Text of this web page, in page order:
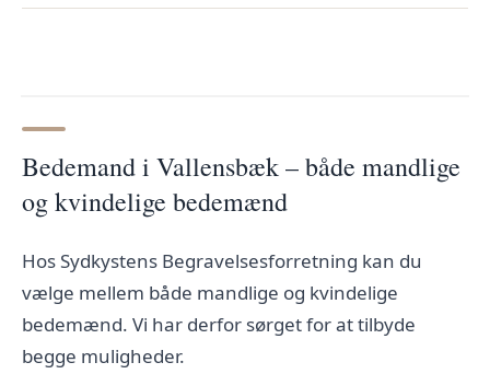
Bedemand i Vallensbæk – både mandlige
og kvindelige bedemænd
Hos Sydkystens Begravelsesforretning kan du
vælge mellem både mandlige og kvindelige
bedemænd. Vi har derfor sørget for at tilbyde
begge muligheder.